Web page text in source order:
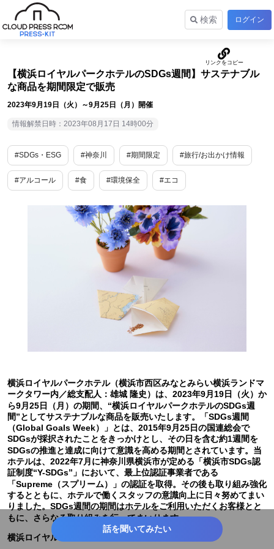
検索 ログイン
【横浜ロイヤルパークホテルのSDGs週間】サステナブル
な商品を期間限定で販売
2023年9月19日（火）～9月25日（月）開催
情報解禁日時：2023年08月17日 14時00分
#SDGs・ESG #神奈川 #期間限定 #旅行/お出かけ情報
#アルコール #食 #環境保全 #エコ
横浜ロイヤルパークホテル（横浜市西区みなとみらい横浜ランドマ
ークタワー内／総支配人：雄城 隆史）は、2023年9月19日（火）か
ら9月25日（月）の期間、“横浜ロイヤルパークホテルのSDGs週
間”としてサステナブルな商品を販売いたします。「SDGs週間
（Global Goals Week）」とは、2015年9月25日の国連総会で
SDGsが採択されたことをきっかけとし、その日を含む約1週間を
SDGsの推進と達成に向けて意識を高める期間とされています。当
ホテルは、2022年7月に神奈川県横浜市が定める「横浜市SDGs認
証制度“Y-SDGs”」において、最上位認証事業者である
「Supreme（スプリーム）」の認証を取得。その後も取り組み強化
するとともに、ホテルで働くスタッフの意識向上に日々努めてまい
りました。SDGs週間の期間はホテルをご利用いただくお客様とと
もに、さらなる取り組みを行ってまいります。
横浜ロイヤルパークホテルのSDGs週間
話を聞いてみたい